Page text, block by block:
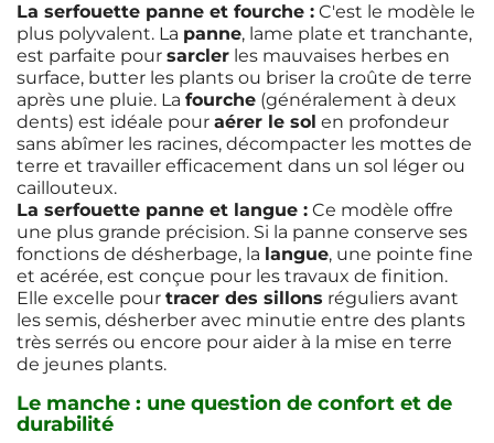
La serfouette panne et fourche : C'est le modèle le
plus polyvalent. La panne, lame plate et tranchante,
est parfaite pour sarcler les mauvaises herbes en
surface, butter les plants ou briser la croûte de terre
après une pluie. La fourche (généralement à deux
dents) est idéale pour aérer le sol en profondeur
sans abîmer les racines, décompacter les mottes de
terre et travailler efficacement dans un sol léger ou
caillouteux.
La serfouette panne et langue : Ce modèle offre
une plus grande précision. Si la panne conserve ses
fonctions de désherbage, la langue, une pointe fine
et acérée, est conçue pour les travaux de finition.
Elle excelle pour tracer des sillons réguliers avant
les semis, désherber avec minutie entre des plants
très serrés ou encore pour aider à la mise en terre
de jeunes plants.
Le manche : une question de confort et de
durabilité